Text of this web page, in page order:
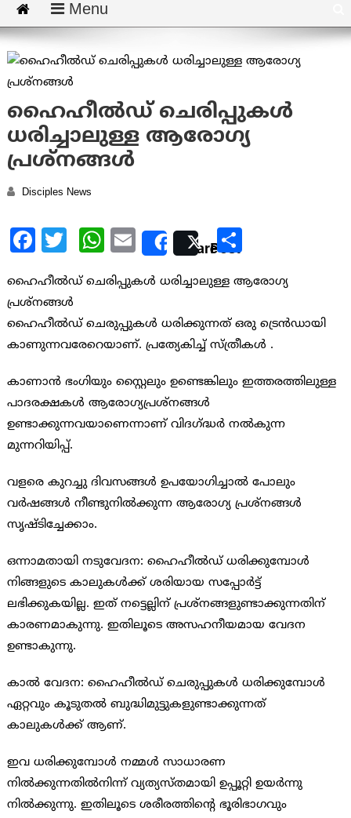
Menu
ഹൈഹീല്‍ഡ് ചെരിപ്പുകള്‍
ധരിച്ചാലുള്ള ആരോഗ്യ
പ്രശ്നങ്ങള്‍
Disciples News
Facebook
TwitterWhatsApp
EmailSharePostShare
ഹൈഹീല്‍ഡ് ചെരിപ്പുകള്‍ ധരിച്ചാലുള്ള ആരോഗ്യ
പ്രശ്നങ്ങള്‍
ഹൈഹീല്‍ഡ് ചെരുപ്പുകള്‍ ധരിക്കുന്നത് ഒരു ട്രെന്‍ഡായി
കാണുന്നവരേറെയാണ്. പ്രത്യേകിച്ച് സ്ത്രീകള്‍ ‍.
കാണാന്‍ ഭംഗിയും സ്റ്റൈലും ഉണ്ടെങ്കിലും ഇത്തരത്തിലുള്ള
പാദരക്ഷകള്‍ ആരോഗ്യപ്രശ്നങ്ങള്‍
ഉണ്ടാക്കുന്നവയാണെന്നാണ് വിദഗ്ദ്ധര്‍ നല്‍കുന്ന
മുന്നറിയിപ്പ്.
വളരെ കുറച്ചു ദിവസങ്ങള്‍ ഉപയോഗിച്ചാല്‍ പോലും
വര്‍ഷങ്ങള്‍ നീണ്ടുനില്‍ക്കുന്ന ആരോഗ്യ പ്രശ്നങ്ങള്‍
സൃഷ്ടിച്ചേക്കാം.
ഒന്നാമതായി നടുവേദന: ഹൈഹീല്‍ഡ് ധരിക്കുമ്പോള്‍
നിങ്ങളുടെ കാലുകള്‍ക്ക് ശരിയായ സപ്പോര്‍ട്ട്
ലഭിക്കുകയില്ല. ഇത് നട്ടെല്ലിന് പ്രശ്നങ്ങളുണ്ടാക്കുന്നതിന്
കാരണമാകുന്നു. ഇതിലൂടെ അസഹനീയമായ വേദന
ഉണ്ടാകുന്നു.
കാല്‍ വേദന: ഹൈഹീല്‍ഡ് ചെരുപ്പുകള്‍ ധരിക്കുമ്പോള്‍
ഏറ്റവും കൂടുതല്‍ ബുദ്ധിമുട്ടുകളുണ്ടാക്കുന്നത്
കാലുകള്‍ക്ക് ആണ്.
ഇവ ധരിക്കുമ്പോള്‍ നമ്മള്‍ സാധാരണ
നില്‍ക്കുന്നതില്‍നിന്ന് വ്യത്യസ്തമായി ഉപ്പൂറ്റി ഉയര്‍ന്നു
നില്‍ക്കുന്നു. ഇതിലൂടെ ശരീരത്തിന്റെ ഭൂരിഭാഗവും